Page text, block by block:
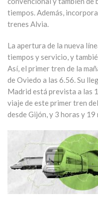
tiempos. Además,
trenes Alvia.
La apertura de la nueva
tiempos y servicio, y
Así, el primer tren de la
de Oviedo a las 6.56. Su
Madrid está prevista a las
viaje de este primer tren
desde Gijón, y 3 horas y